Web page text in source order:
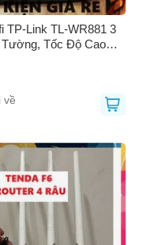
TP-Link TL-WR881 3
Tường, Tốc Độ Cao
Kiện Giá Rẻ, Hàng
Hiệu Năng Tốt
về